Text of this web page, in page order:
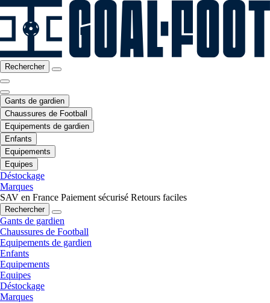
Rechercher
Gants de gardien
Chaussures de Football
Equipements de gardien
Enfants
Equipements
Equipes
Déstockage
Marques
SAV en France Paiement sécurisé Retours faciles
Rechercher
Gants de gardien
Chaussures de Football
Equipements de gardien
Enfants
Equipements
Equipes
Déstockage
Marques